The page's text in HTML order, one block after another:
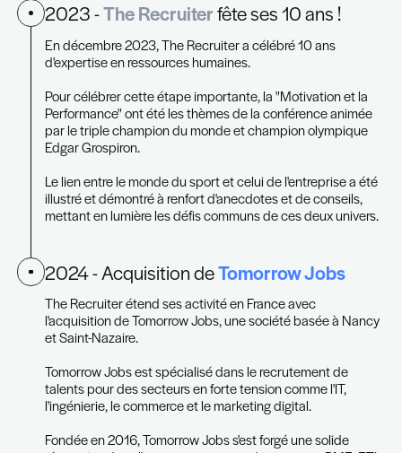
développeurs web.
2015 - Acquisition de Doctor
En faisant l'acquisition de Doctor Chexs, leader
vérification de références professionnelles au
RH.
leurs propres processus de recrutement, Doctor
intervenant lors des étapes finales de
Cela permet de certifier l'authenticité du CV du
décisions de recrutement.
Si la vérification des diplômes est très prisée,
l'exactitude des informations du CV et obtenir